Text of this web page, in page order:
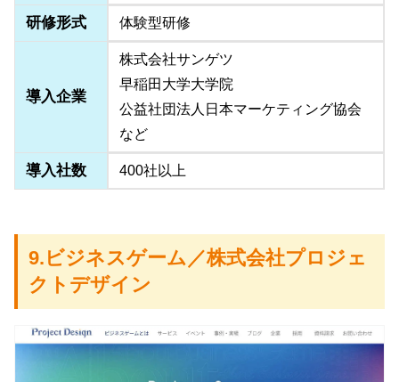
研修形式 体験型研修
導入企業
株式会社サンゲツ
早稲田大学大学院
公益社団法人日本マーケティング協会
など
導入社数 400社以上
9.ビジネスゲーム／株式会社プロジェ
クトデザイン